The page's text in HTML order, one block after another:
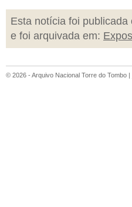
Esta notícia foi
e foi arquivada em:
© 2026 - Arquivo Nacional Torre do Tombo |